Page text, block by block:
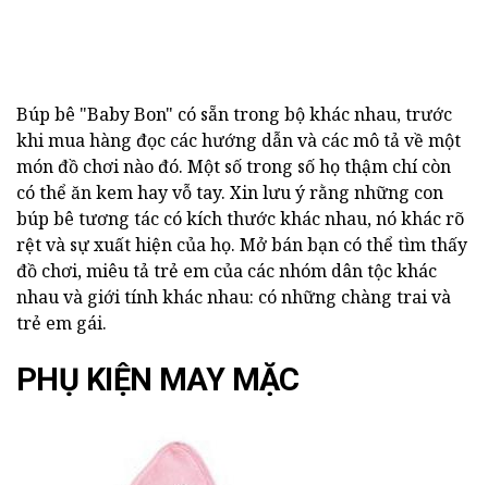
Búp bê "Baby Bon" có sẵn trong bộ khác nhau, trước
khi mua hàng đọc các hướng dẫn và các mô tả về một
món đồ chơi nào đó. Một số trong số họ thậm chí còn
có thể ăn kem hay vỗ tay. Xin lưu ý rằng những con
búp bê tương tác có kích thước khác nhau, nó khác rõ
rệt và sự xuất hiện của họ. Mở bán bạn có thể tìm thấy
đồ chơi, miêu tả trẻ em của các nhóm dân tộc khác
nhau và giới tính khác nhau: có những chàng trai và
trẻ em gái.
PHỤ KIỆN MAY MẶC